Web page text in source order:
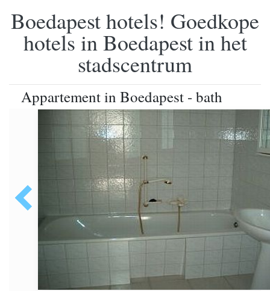
Boedapest hotels! Goedkope
hotels in Boedapest in het
stadscentrum
Appartement in Boedapest - bath